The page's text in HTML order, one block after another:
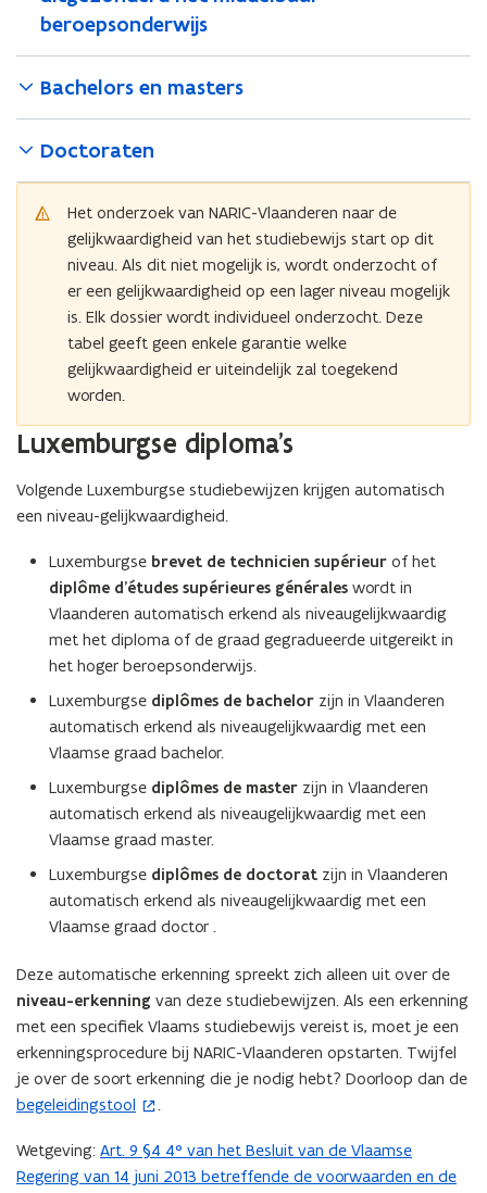
v
n
)
beroepsonderwijs
Bachelors en masters
Doctoraten
Het onderzoek van NARIC-Vlaanderen naar de
gelijkwaardigheid van het studiebewijs start op dit
niveau. Als dit niet mogelijk is, wordt onderzocht of
er een gelijkwaardigheid op een lager niveau mogelijk
is. Elk dossier wordt individueel onderzocht. Deze
tabel geeft geen enkele garantie welke
gelijkwaardigheid er uiteindelijk zal toegekend
worden.
Luxemburgse diploma's
Volgende Luxemburgse studiebewijzen krijgen automatisch
een niveau-gelijkwaardigheid.
Luxemburgse brevet de technicien supérieur of het
diplôme d’études supérieures générales wordt in
Vlaanderen automatisch erkend als niveaugelijkwaardig
met het diploma of de graad gegradueerde uitgereikt in
het hoger beroepsonderwijs.
Luxemburgse diplômes de bachelor zijn in Vlaanderen
automatisch erkend als niveaugelijkwaardig met een
Vlaamse graad bachelor.
Luxemburgse diplômes de master zijn in Vlaanderen
automatisch erkend als niveaugelijkwaardig met een
Vlaamse graad master.
Luxemburgse diplômes de doctorat zijn in Vlaanderen
automatisch erkend als niveaugelijkwaardig met een
Vlaamse graad doctor .
Deze automatische erkenning spreekt zich alleen uit over de
niveau-erkenning van deze studiebewijzen. Als een erkenning
met een specifiek Vlaams studiebewijs vereist is, moet je een
erkenningsprocedure bij NARIC-Vlaanderen opstarten. Twijfel
je over de soort erkenning die je nodig hebt? Doorloop dan de
begeleidingstool
(
p
e
.
Wetgeving: Art. 9 §4 4° van het Besluit van de Vlaamse
Regering van 14 juni 2013 betreffende de voorwaarden en de
(
b